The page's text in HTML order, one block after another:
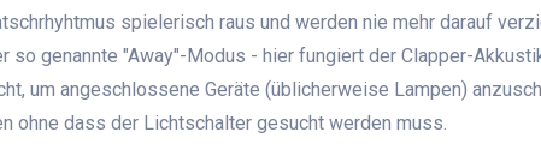
spielerisch raus und werden nie mehr darauf
so genannte "Away"-Modus - hier fungiert der Clapper-
um angeschlossene Geräte (üblicherweise Lampen)
ohne dass der Lichtschalter gesucht werden muss.